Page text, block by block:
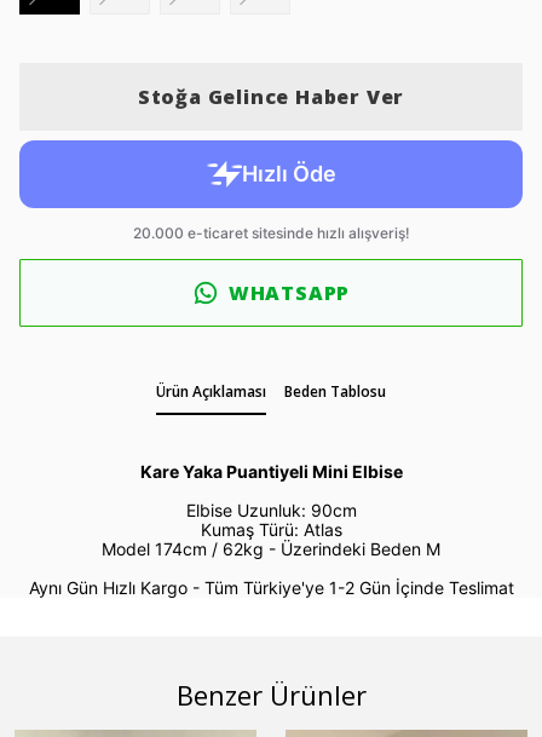
Stoğa Gelince Haber Ver
WHATSAPP
Ürün Açıklaması Beden Tablosu
Kare Yaka Puantiyeli Mini Elbise
Elbise Uzunluk: 90cm
Kumaş Türü: Atlas
Model 174cm / 62kg - Üzerindeki Beden M
Aynı Gün Hızlı Kargo - Tüm Türkiye'ye 1-2 Gün İçinde Teslimat
Benzer Ürünler